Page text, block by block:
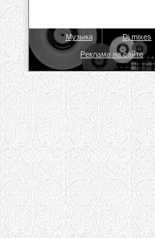
Музыка Dj mixes
Реклама на сайте